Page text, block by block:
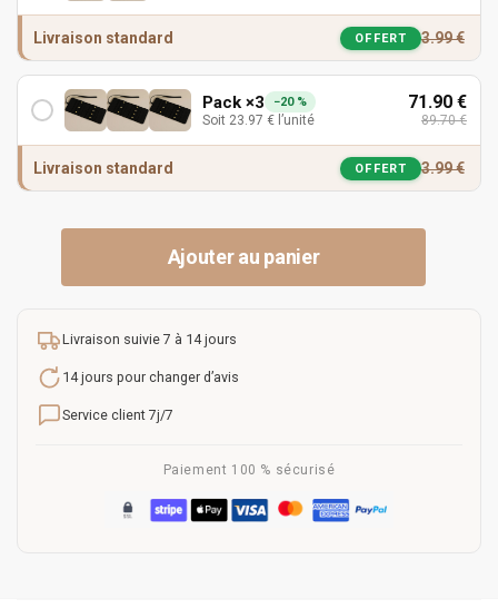
Livraison standard OFFERT 3.99€
Pack ×3 −20 %
Soit 23.97 € l’unité
71.90 €
89.70€
Livraison standard OFFERT 3.99€
Ajouter au panier
Livraison suivie 7 à 14 jours
14 jours pour changer d’avis
Service client 7j/7
Paiement 100 % sécurisé